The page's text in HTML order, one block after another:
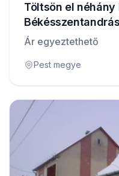
Töltsön el
Ár egyeztethető
Pest megye